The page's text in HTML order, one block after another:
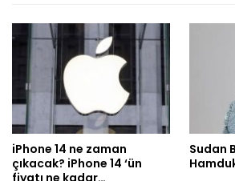
iPhone 14 ne zaman
çıkacak? iPhone 14 ‘ün
Sudan